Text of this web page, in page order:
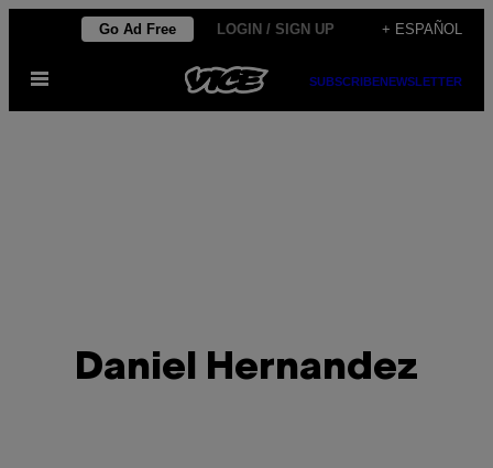
contenido
Go Ad Free LOGIN / SIGN UP + ESPAÑOL
Abrir
SUBSCRIBENEWSLETTER
Daniel Hernandez